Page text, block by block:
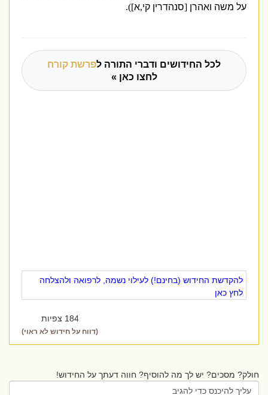
על משה ואהרן[סנהדרין קי ,א]).
לכל החידושים ודברי התורה לפרשת קורח
לחצו כאן »
להקדשת החידוש (בחינם!) לעילוי נשמה, לרפואה ולהצלחה
לחץ כאן
184 צפיות
(דווח על חידוש לא ראוי)
חולק? מסכים? יש לך מה להוסיף? חווה דעתך על החידוש!